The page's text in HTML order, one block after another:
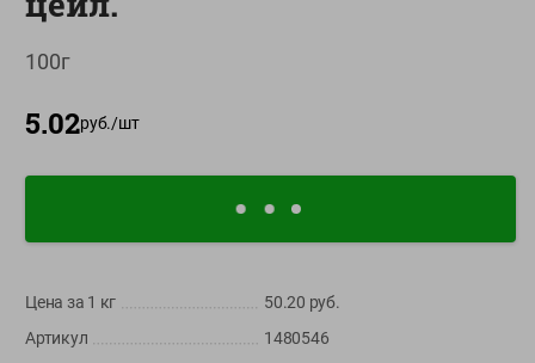
О сервисе
Мой Green
доставкой и бонусной картой
AppGallery
100г
5.02руб./шт
Цена за 1 кг 50.20 руб.
Артикул
1480546